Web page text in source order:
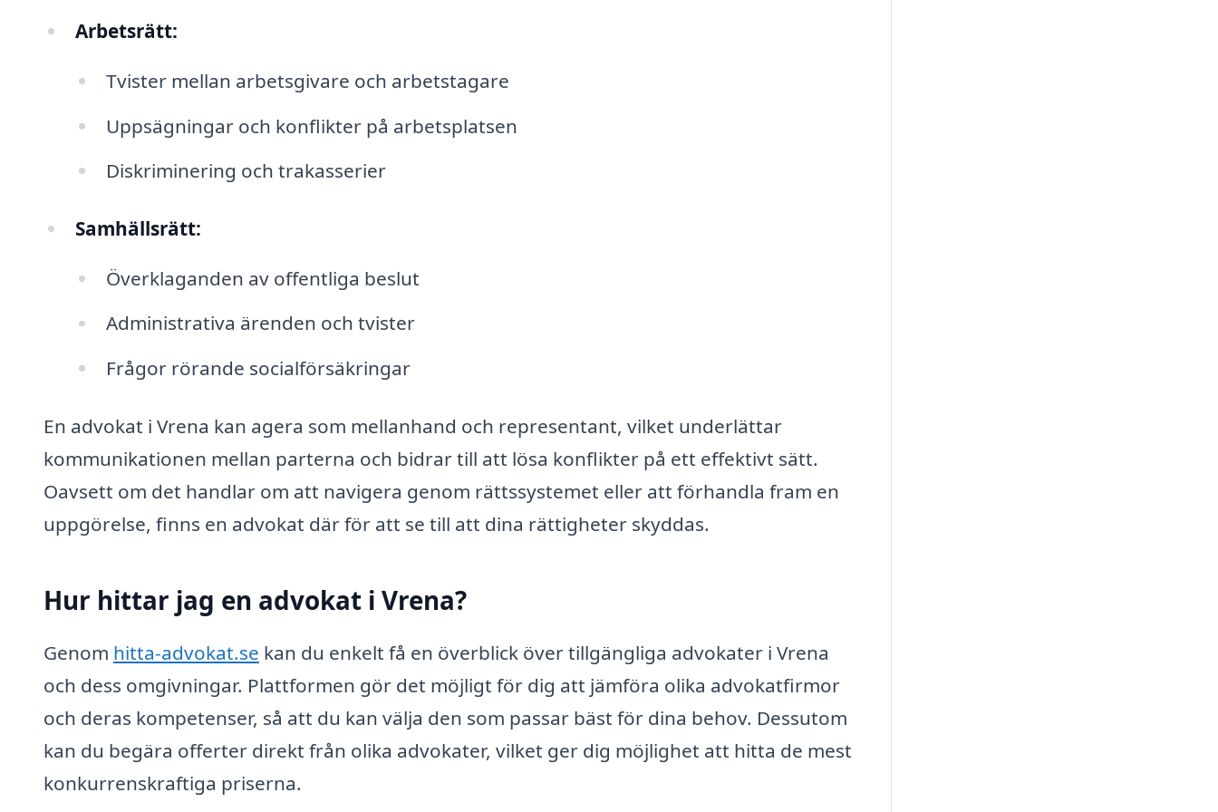
Arbetsrätt:
Tvister mellan arbetsgivare och arbetstagare
Uppsägningar och konflikter på arbetsplatsen
Diskriminering och trakasserier
Samhällsrätt:
Överklaganden av offentliga beslut
Administrativa ärenden och tvister
Frågor rörande socialförsäkringar
En advokat i Vrena kan agera som mellanhand och representant, vilket underlättar
kommunikationen mellan parterna och bidrar till att lösa konflikter på ett effektivt sätt.
Oavsett om det handlar om att navigera genom rättssystemet eller att förhandla fram en
uppgörelse, finns en advokat där för att se till att dina rättigheter skyddas.
Hur hittar jag en advokat i Vrena?
Genom hitta-advokat.se kan du enkelt få en överblick över tillgängliga advokater i Vrena
och dess omgivningar. Plattformen gör det möjligt för dig att jämföra olika advokatfirmor
och deras kompetenser, så att du kan välja den som passar bäst för dina behov. Dessutom
kan du begära offerter direkt från olika advokater, vilket ger dig möjlighet att hitta de mest
konkurrenskraftiga priserna.